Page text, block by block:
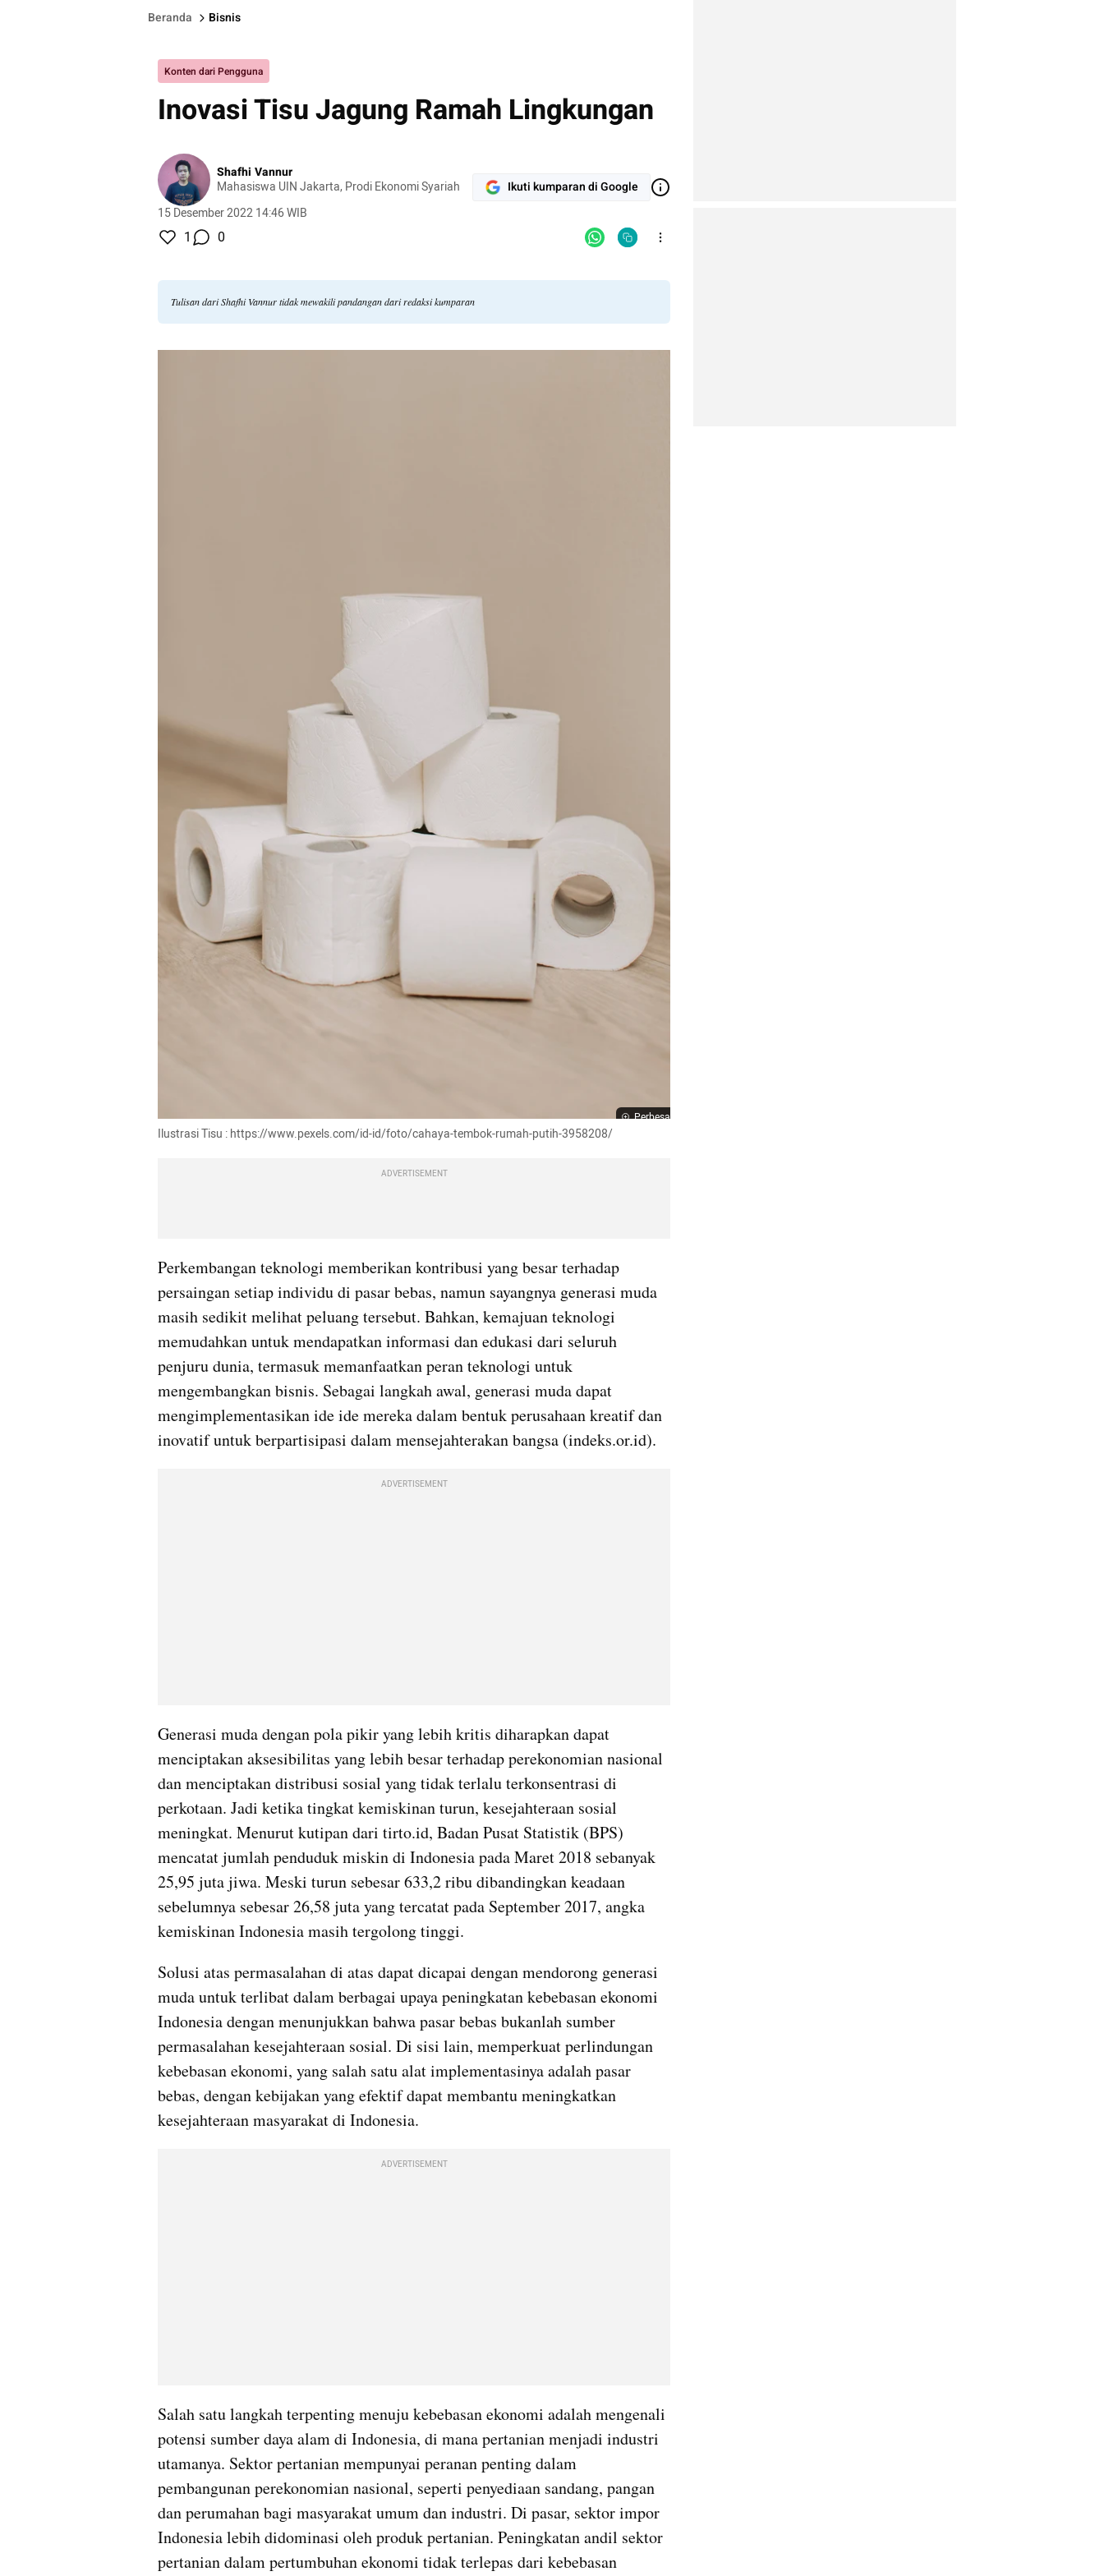
Beranda Bisnis
Konten dari Pengguna
Inovasi Tisu Jagung Ramah Lingkungan
Shafhi Vannur
Mahasiswa UIN Jakarta, Prodi Ekonomi Syariah
15 Desember 2022 14:46 WIB
Ikuti kumparan di Google
1 0
Tulisan dari Shafhi Vannur tidak mewakili pandangan dari redaksi kumparan
Perbesar
Ilustrasi Tisu : https://www.pexels.com/id-id/foto/cahaya-tembok-rumah-putih-3958208/
ADVERTISEMENT
Perkembangan teknologi memberikan kontribusi yang besar terhadap
persaingan setiap individu di pasar bebas, namun sayangnya generasi muda
masih sedikit melihat peluang tersebut. Bahkan, kemajuan teknologi
memudahkan untuk mendapatkan informasi dan edukasi dari seluruh
penjuru dunia, termasuk memanfaatkan peran teknologi untuk
mengembangkan bisnis. Sebagai langkah awal, generasi muda dapat
mengimplementasikan ide ide mereka dalam bentuk perusahaan kreatif dan
inovatif untuk berpartisipasi dalam mensejahterakan bangsa (indeks.or.id).
ADVERTISEMENT
Generasi muda dengan pola pikir yang lebih kritis diharapkan dapat
menciptakan aksesibilitas yang lebih besar terhadap perekonomian nasional
dan menciptakan distribusi sosial yang tidak terlalu terkonsentrasi di
perkotaan. Jadi ketika tingkat kemiskinan turun, kesejahteraan sosial
meningkat. Menurut kutipan dari tirto.id, Badan Pusat Statistik (BPS)
mencatat jumlah penduduk miskin di Indonesia pada Maret 2018 sebanyak
25,95 juta jiwa. Meski turun sebesar 633,2 ribu dibandingkan keadaan
sebelumnya sebesar 26,58 juta yang tercatat pada September 2017, angka
kemiskinan Indonesia masih tergolong tinggi.
Solusi atas permasalahan di atas dapat dicapai dengan mendorong generasi
muda untuk terlibat dalam berbagai upaya peningkatan kebebasan ekonomi
Indonesia dengan menunjukkan bahwa pasar bebas bukanlah sumber
permasalahan kesejahteraan sosial. Di sisi lain, memperkuat perlindungan
kebebasan ekonomi, yang salah satu alat implementasinya adalah pasar
bebas, dengan kebijakan yang efektif dapat membantu meningkatkan
kesejahteraan masyarakat di Indonesia.
ADVERTISEMENT
Salah satu langkah terpenting menuju kebebasan ekonomi adalah mengenali
potensi sumber daya alam di Indonesia, di mana pertanian menjadi industri
utamanya. Sektor pertanian mempunyai peranan penting dalam
pembangunan perekonomian nasional, seperti penyediaan sandang, pangan
dan perumahan bagi masyarakat umum dan industri. Di pasar, sektor impor
Indonesia lebih didominasi oleh produk pertanian. Peningkatan andil sektor
pertanian dalam pertumbuhan ekonomi tidak terlepas dari kebebasan